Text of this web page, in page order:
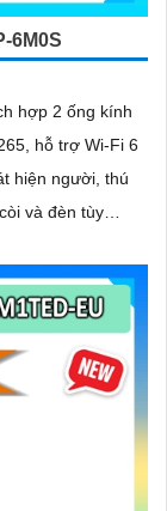
6M0S
hợp 2 ống kính
hỗ trợ Wi-Fi 6
hiện người, thú
và đèn tùy